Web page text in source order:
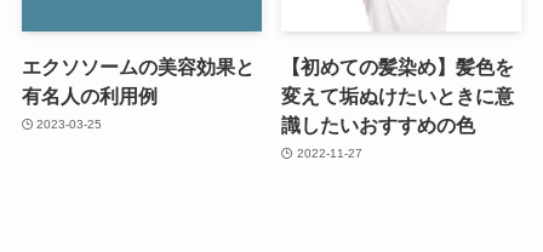
エクソソームの美容効果と
有名人の利用例
2023-03-25
【初めての髪染め】髪色を
変えて垢ぬけたいときに意
識したいおすすめの色
2022-11-27